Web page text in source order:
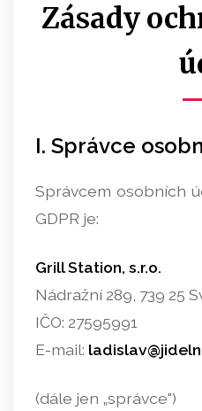
Zásady
I. Správce
Správcem osobních
GDPR je:
Grill Station, s.r.o.
Nádražní 289, 739 25
IČO: 27595991
E-mail:
(dále jen „správce")